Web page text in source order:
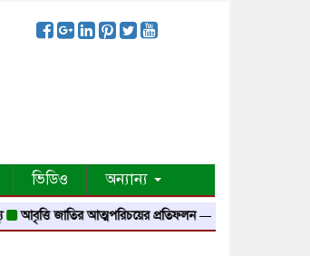
ভিডিও অন্যান্য
আবৃত্তি জাতির আত্মপরিচয়ের প্রতিফলন — সংস্কৃতি মন্ত্রী